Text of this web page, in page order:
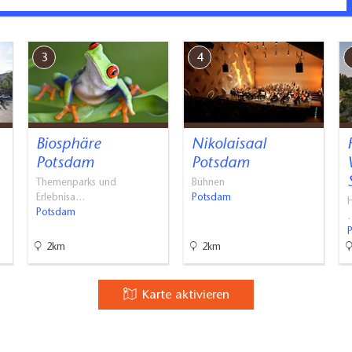
eine Rampe (Schiebehilfe erforderlich!) und eine
Führung teilnehmen, da im Schloss eine sehr hohe
(auch für eine größere Anzahl von Gästen im Rolli)
2 Stufen mit einer Gesamthöhe von 32 cm zugänglich,
werden. Ein Museums-Shop und die Schlossküche
2 für die Nutzung im Park stehen im Besucherzentrum
Höhen-Niveau unterscheiden: 1) Hauptweg/ Fontäne,
überwunden werden. Dafür werden bestimmte
angebote-fuer-besucher-mit-handicap/#c4931
3
Biosphäre
Potsdam
Themenparks und
Erlebnisa…
Potsdam
2km
4
Nikolaisaal
Potsdam
Bühnen
Potsdam
2km
Karte aktivieren